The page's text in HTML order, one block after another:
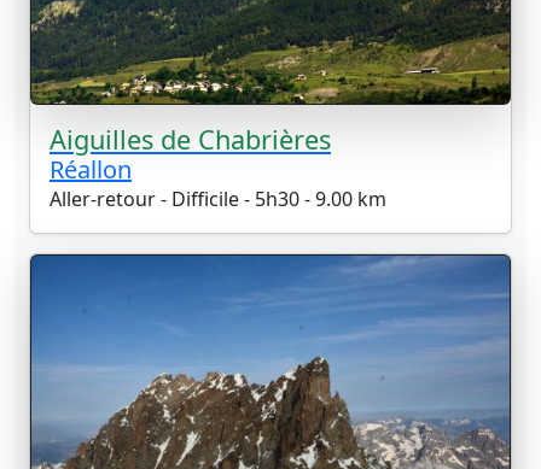
Aiguilles de Chabrières
Réallon
Aller-retour - Difficile - 5h30 - 9.00 km